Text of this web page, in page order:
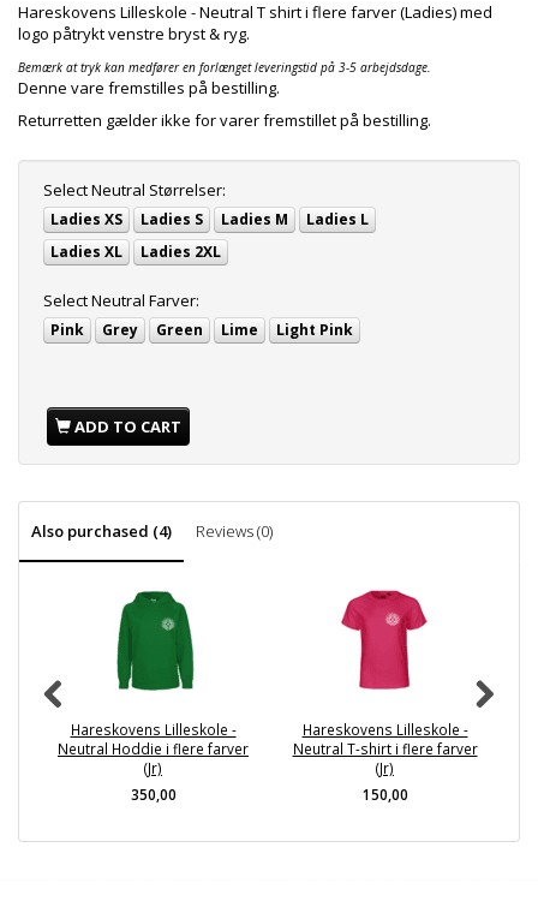
Hareskovens Lilleskole - Neutral T shirt i flere farver (Ladies) med
logo påtrykt venstre bryst & ryg.
Bemærk at tryk kan medfører en forlænget leveringstid på 3-5 arbejdsdage.
Denne vare fremstilles på bestilling.
Returretten gælder ikke for varer fremstillet på bestilling.
SelectNeutral Størrelser:
Ladies XS Ladies S Ladies M
Ladies L
Ladies XL
Ladies 2XL
SelectNeutral Farver:
Pink Grey Green Lime Light Pink
ADD TO CART
Also purchased (4) Reviews (0)
Hareskovens Lilleskole -
Neutral Hoddie i flere farver
(Jr)
350,00
Hareskovens Lilleskole -
Neutral T-shirt i flere farver
(Jr)
150,00